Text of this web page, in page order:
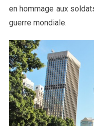
en hommage aux
guerre mondiale.